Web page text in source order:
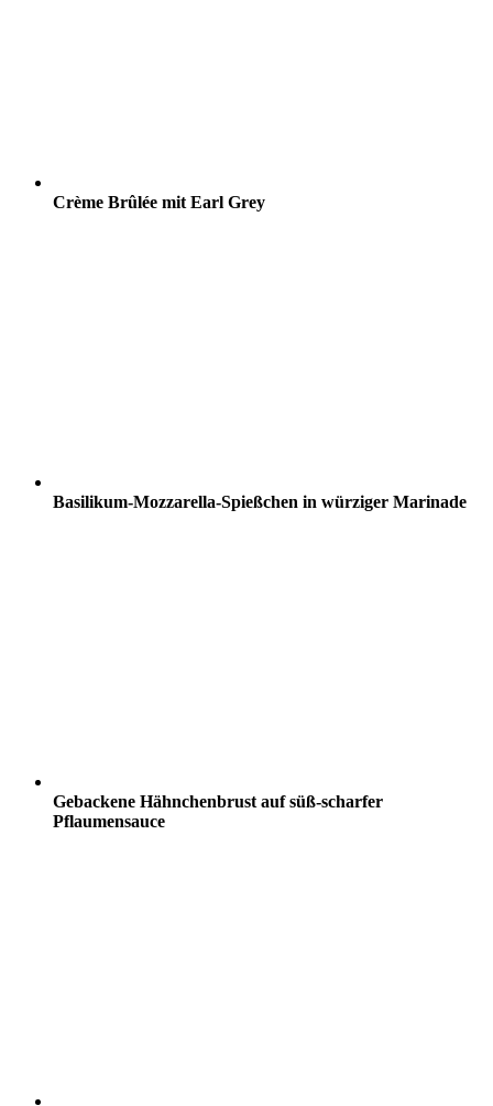
Crème Brûlée mit Earl Grey
Basilikum-Mozzarella-Spießchen in würziger Marinade
Gebackene Hähnchenbrust auf süß-scharfer
Pflaumensauce